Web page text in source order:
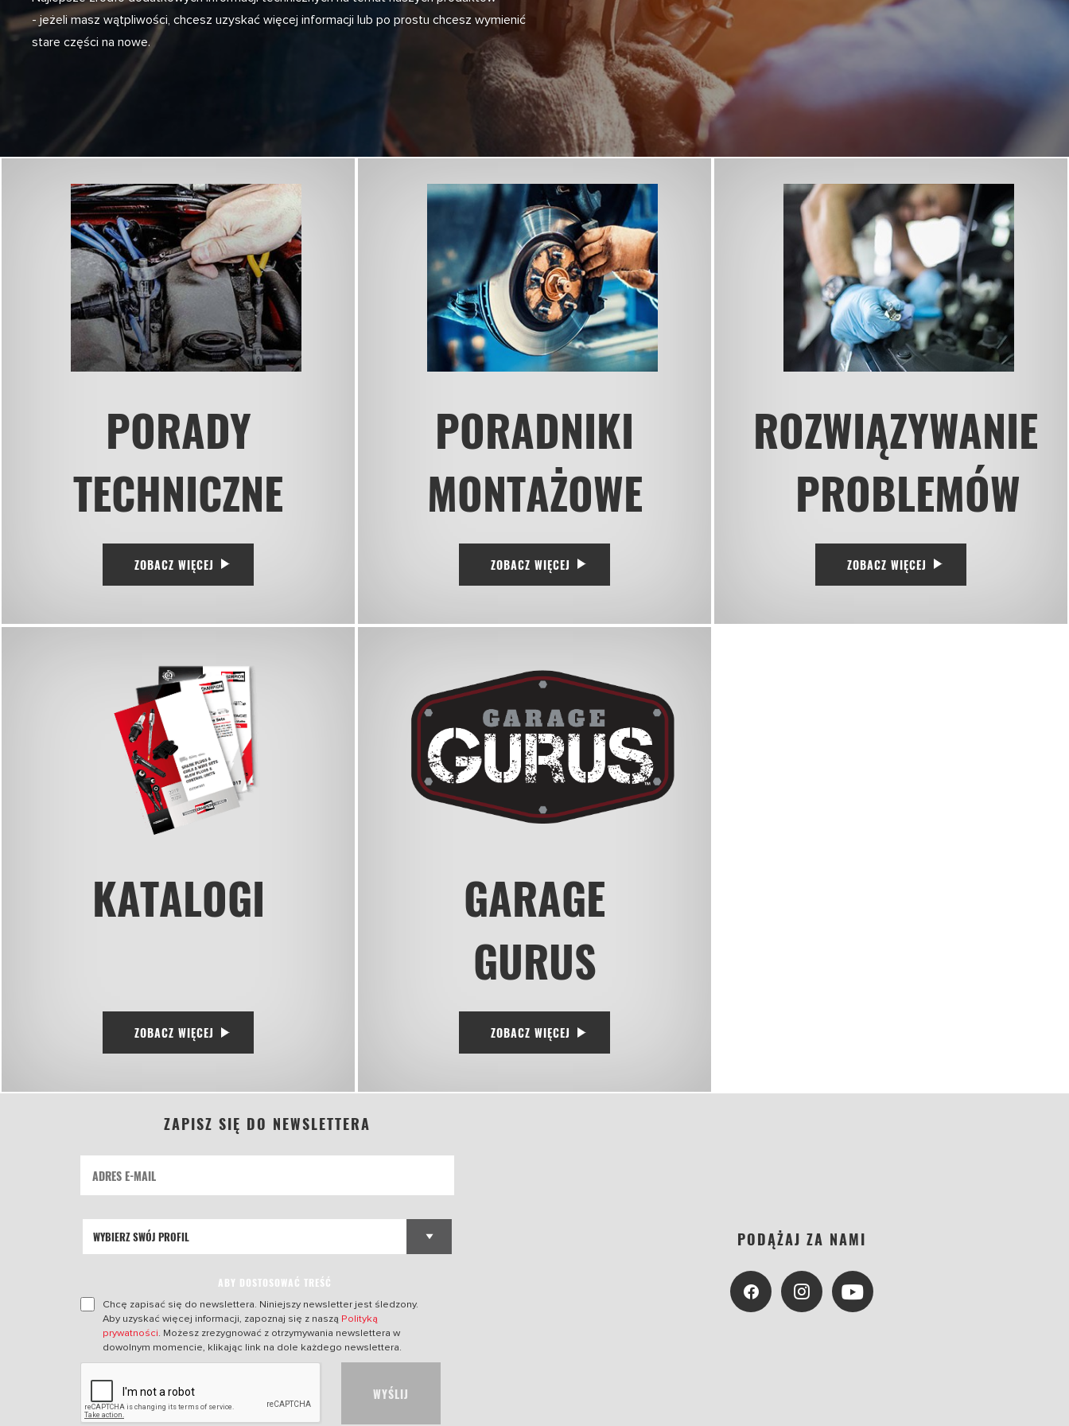
- jeżeli masz wątpliwości, chcesz uzyskać więcej informacji lub po prostu chcesz wymienić
stare części na nowe.
PORADY
TECHNICZNE
ZOBACZ WIĘCEJ
PORADNIKI
MONTAŻOWE
ZOBACZ WIĘCEJ
ROZWIĄZYWANIE
PROBLEMÓW
ZOBACZ WIĘCEJ
KATALOGI
ZOBACZ WIĘCEJ
GARAGE
GURUS
ZOBACZ WIĘCEJ
ZAPISZ SIĘ DO NEWSLETTERA
ABY DOSTOSOWAĆ TREŚĆ
Chcę zapisać się do newslettera. Niniejszy newsletter jest śledzony.
Aby uzyskać więcej informacji, zapoznaj się z naszą Polityką
prywatności. Możesz zrezygnować z otrzymywania newslettera w
dowolnym momencie, klikając link na dole każdego newslettera.
WYŚLIJ
PODĄŻAJ ZA NAMI